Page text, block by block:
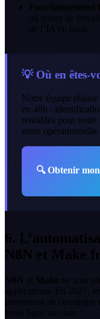
Fonctionnement
ou zones de
de l’IA en local
💡 Où en êtes-
Notre équipe
en 48h :
rentables pour
route opérationnelle.
🔍Obtenir
6.
N8N et Make
N8N et Make ne sont
applications. En 2027,
permettent de
seule ligne de code :